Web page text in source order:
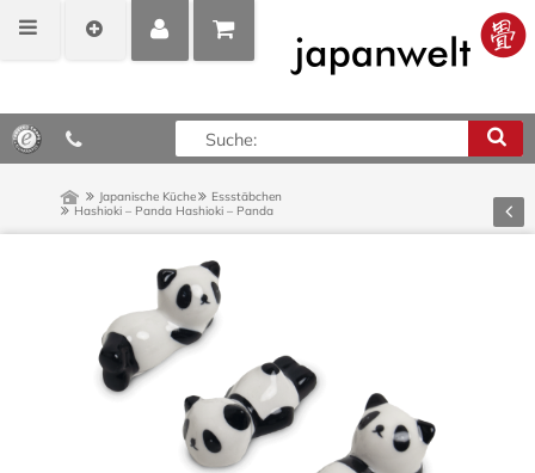
MEIN
POSITIONEN
ANZEIGEN
0,00 €*
Japanische Küche
Essstäbchen
Hashioki – Panda Hashioki – Panda